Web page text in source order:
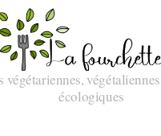
végétariennes,
écologiques